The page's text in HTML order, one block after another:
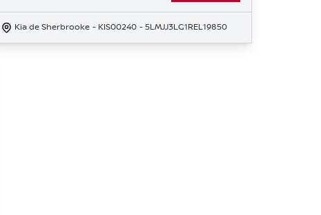
Kia de Sherbrooke - KIS00240 - 5LMJJ3LG1REL19850